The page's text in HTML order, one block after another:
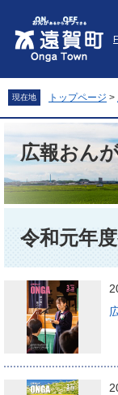
先
頭
を
飛
文
へ
現在地 トップページ >
広報おん
令和元年